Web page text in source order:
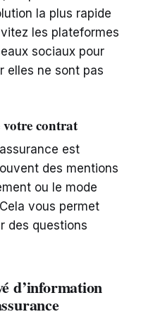
la plus rapide
les plateformes
sociaux pour
elles ne sont pas
votre contrat
est
des mentions
ou le mode
vous permet
des questions
d’information